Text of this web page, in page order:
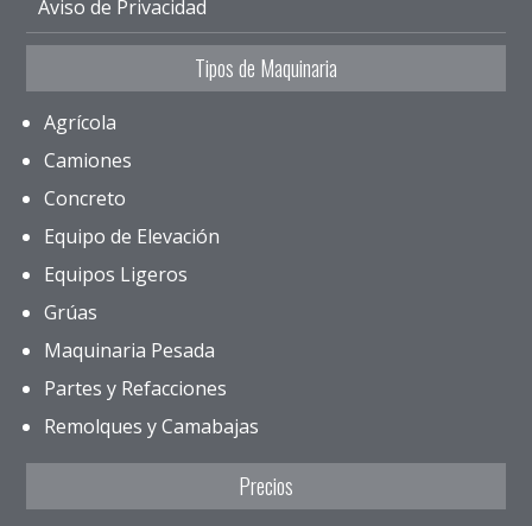
Aviso de Privacidad
Tipos de Maquinaria
Agrícola
Camiones
Concreto
Equipo de Elevación
Equipos Ligeros
Grúas
Maquinaria Pesada
Partes y Refacciones
Remolques y Camabajas
Precios